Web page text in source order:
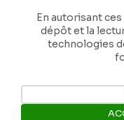
Nos coordonnées
En autorisant
dépôt et la
technologies